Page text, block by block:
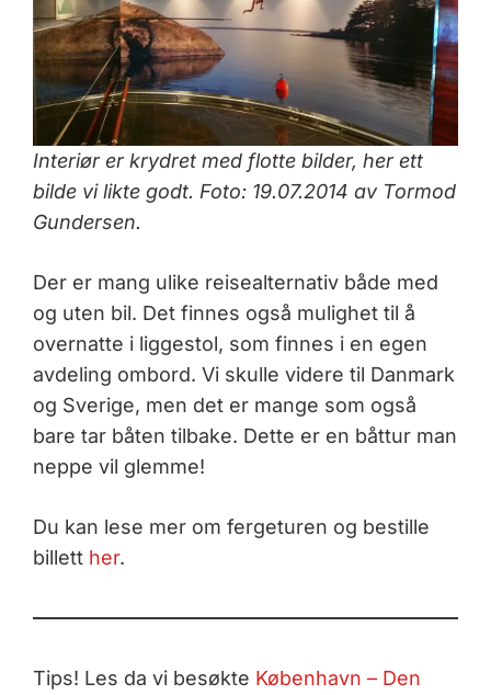
Interiør er krydret med flotte bilder, her ett
bilde vi likte godt. Foto: 19.07.2014 av Tormod
Gundersen.
Der er mang ulike reisealternativ både med
og uten bil. Det finnes også mulighet til å
overnatte i liggestol, som finnes i en egen
avdeling ombord. Vi skulle videre til Danmark
og Sverige, men det er mange som også
bare tar båten tilbake. Dette er en båttur man
neppe vil glemme!
Du kan lese mer om fergeturen og bestille
billett her.
Tips! Les da vi besøkte København – Den